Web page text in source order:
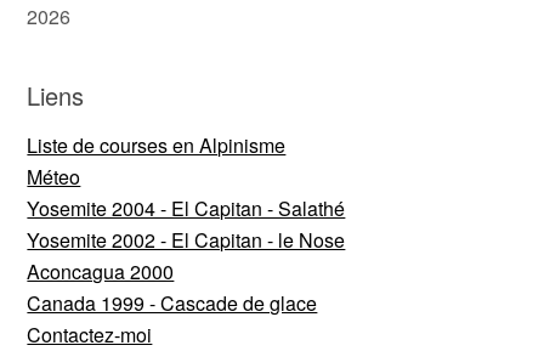
2026
Liens
Liste de courses en Alpinisme
Méteo
Yosemite 2004 - El Capitan - Salathé
Yosemite 2002 - El Capitan - le Nose
Aconcagua 2000
Canada 1999 - Cascade de glace
Contactez-moi